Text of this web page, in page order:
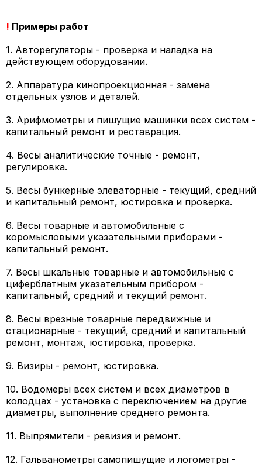
! Примеры работ
1. Авторегуляторы - проверка и наладка на
действующем оборудовании.
2. Аппаратура кинопроекционная - замена
отдельных узлов и деталей.
3. Арифмометры и пишущие машинки всех систем -
капитальный ремонт и реставрация.
4. Весы аналитические точные - ремонт,
регулировка.
5. Весы бункерные элеваторные - текущий, средний
и капитальный ремонт, юстировка и проверка.
6. Весы товарные и автомобильные с
коромысловыми указательными приборами -
капитальный ремонт.
7. Весы шкальные товарные и автомобильные с
циферблатным указательным прибором -
капитальный, средний и текущий ремонт.
8. Весы врезные товарные передвижные и
стационарные - текущий, средний и капитальный
ремонт, монтаж, юстировка, проверка.
9. Визиры - ремонт, юстировка.
10. Водомеры всех систем и всех диаметров в
колодцах - установка с переключением на другие
диаметры, выполнение среднего ремонта.
11. Выпрямители - ревизия и ремонт.
12. Гальванометры самопишущие и логометры -